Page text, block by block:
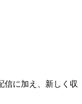
信に加え、新しく収